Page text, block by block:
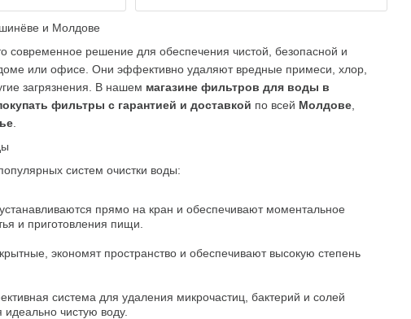
и Молдове
современное решение для обеспечения чистой, безопасной и
или офисе. Они эффективно удаляют вредные примеси, хлор,
загрязнения. В нашем магазине фильтров для воды в
фильтры с гарантией и доставкой по всей Молдове
систем очистки воды:
устанавливаются прямо на кран и обеспечивают моментальное
и приготовления пищи.
экономят пространство и обеспечивают высокую степень
система для удаления микрочастиц, бактерий и солей
идеально чистую воду.